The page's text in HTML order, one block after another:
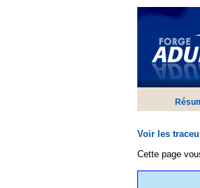
Voir les
Cette page